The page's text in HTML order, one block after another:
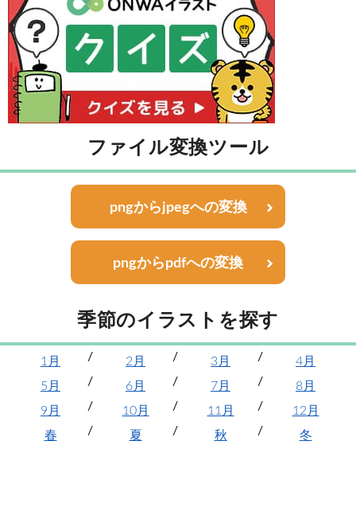
ファイル変換ツール
pngからjpegへの変換
pngからpdfへの変換
季節のイラストを探す
1月 2月 3月
4月
5月
6月 7月
8月
9月
10月 11月
12月
春
夏 秋 冬